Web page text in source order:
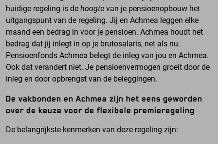
huidige regeling is de hoogte van je pensioenopbouw het
uitgangspunt van de regeling. Jij en Achmea leggen elke
maand een bedrag in voor je pensioen. Achmea houdt het
bedrag dat jij inlegt in op je brutosalaris, net als nu.
Pensioenfonds Achmea belegt de inleg van jou en Achmea.
Ook dat verandert niet. Je pensioenvermogen groeit door de
inleg en door opbrengst van de beleggingen.
De vakbonden en Achmea zijn het eens geworden
over de keuze voor de flexibele premieregeling
De belangrijkste kenmerken van deze regeling zijn: